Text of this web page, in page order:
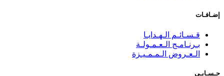
إضـافـات
قـسـائـم الـهـدايـا
بـرنـامـج الـعـمـولـة
الـعـروض الـمـمـيـزة
حـسـابـي